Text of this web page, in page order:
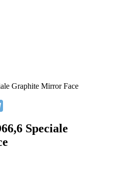
Graphite Mirror Face
Speciale